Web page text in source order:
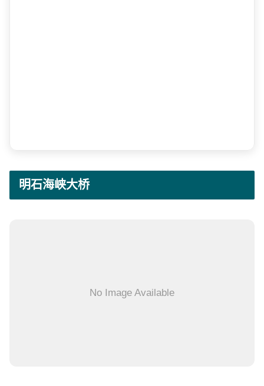
明石海峡大桥
No Image Available